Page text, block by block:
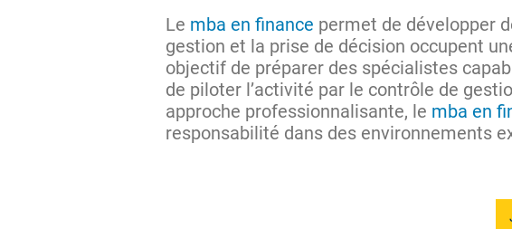
Le mba en finance permet de développer
gestion et la prise de décision occupent
objectif de préparer des spécialistes
de piloter l’activité par le contrôle de
approche professionnalisante, le mba en
responsabilité dans des environnements